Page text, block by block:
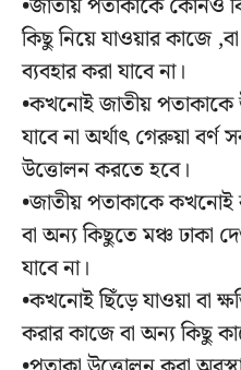
কিছু নিয়ে যাওয়ার কাজে
ব্যবহার করা যাবে না।
•কখনোই জাতীয় পতাকাকে
যাবে না অর্থাৎ গেরুয়া
উত্তোলন করতে হবে।
•জাতীয় পতাকাকে কখনোই
বা অন্য কিছুতে মঞ্চ ঢাকা
যাবে না।
•কখনোই ছিঁড়ে যাওয়া বা
করার কাজে বা অন্য কিছু